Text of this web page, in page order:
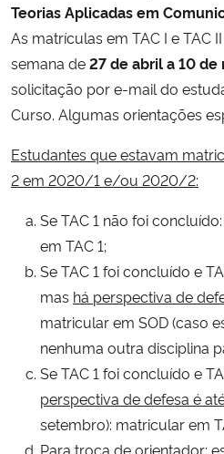
Teorias Aplicadas em
As matrículas em TAC I e TAC
semana de27 de abril a 10 de
solicitação por e-mail do
Curso. Algumas orientações
Estudantes que estavam
2 em 2020/1 e/ou 2020/2:
Se TAC 1 não foi
em TAC 1;
Se TAC 1 foi concluído e
mas há perspectiva de
matricular em SOD (caso
nenhuma outra disciplina
Se TAC 1 foi concluído e
perspectiva de defesa é
setembro): matricular em
Para troca de orientador: